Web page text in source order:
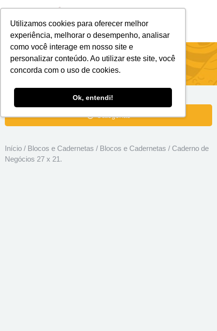
Utilizamos cookies para oferecer melhor
experiência, melhorar o desempenho, analisar
como você interage em nosso site e
personalizar conteúdo. Ao utilizar este site, você
concorda com o uso de cookies.
Ok, entendi!
Caderno de Negócios 27 x 21.
Categorias
Início / Blocos e Cadernetas / Blocos e Cadernetas / Caderno de
Negócios 27 x 21.